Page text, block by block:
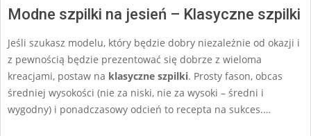
Modne szpilki na jesień – Klasyczne szpilki
Jeśli szukasz modelu, który będzie dobry niezależnie od okazji i
z pewnością będzie prezentować się dobrze z wieloma
kreacjami, postaw na klasyczne szpilki. Prosty fason, obcas
średniej wysokości (nie za niski, nie za wysoki – średni i
wygodny) i ponadczasowy odcień to recepta na sukces.…